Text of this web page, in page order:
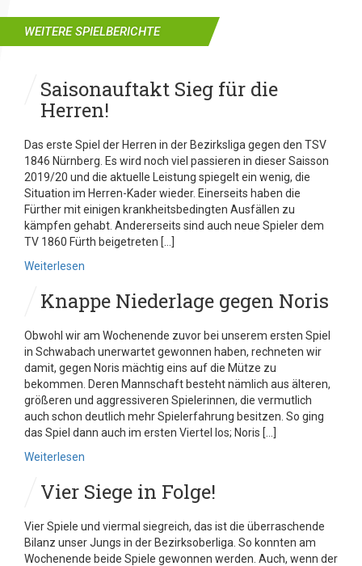
WEITERE SPIELBERICHTE
Saisonauftakt Sieg für die
Herren!
Das erste Spiel der Herren in der Bezirksliga gegen den TSV
1846 Nürnberg. Es wird noch viel passieren in dieser Saisson
2019/20 und die aktuelle Leistung spiegelt ein wenig, die
Situation im Herren-Kader wieder. Einerseits haben die
Fürther mit einigen krankheitsbedingten Ausfällen zu
kämpfen gehabt. Andererseits sind auch neue Spieler dem
TV 1860 Fürth beigetreten […]
Weiterlesen
Knappe Niederlage gegen Noris
Obwohl wir am Wochenende zuvor bei unserem ersten Spiel
in Schwabach unerwartet gewonnen haben, rechneten wir
damit, gegen Noris mächtig eins auf die Mütze zu
bekommen. Deren Mannschaft besteht nämlich aus älteren,
größeren und aggressiveren Spielerinnen, die vermutlich
auch schon deutlich mehr Spielerfahrung besitzen. So ging
das Spiel dann auch im ersten Viertel los; Noris […]
Weiterlesen
Vier Siege in Folge!
Vier Spiele und viermal siegreich, das ist die überraschende
Bilanz unser Jungs in der Bezirksoberliga. So konnten am
Wochenende beide Spiele gewonnen werden. Auch, wenn der